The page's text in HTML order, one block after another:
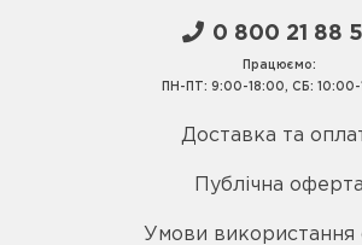
0 800 21 88
Працюємо:
ПН-ПТ: 9:00-18:00, СБ: 10:00-
Доставка та
Публічна оферта
Умови використання